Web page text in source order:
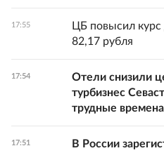
17:55
ЦБ повысил
82,17 рубля
17:54
Отели снизили
турбизнес
трудные времена
17:51
В России